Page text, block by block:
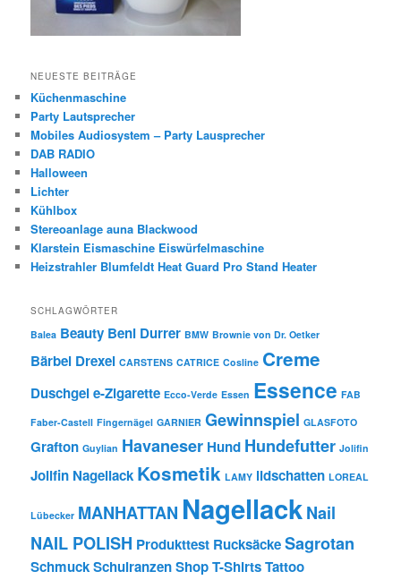
NEUESTE BEITRÄGE
Küchenmaschine
Party Lautsprecher
Mobiles Audiosystem – Party Lausprecher
DAB RADIO
Halloween
Lichter
Kühlbox
Stereoanlage auna Blackwood
Klarstein Eismaschine Eiswürfelmaschine
Heizstrahler Blumfeldt Heat Guard Pro Stand Heater
SCHLAGWÖRTER
Balea Beauty Beni Durrer BMW Brownie von Dr. Oetker
Bärbel Drexel CARSTENS CATRICE Cosline Creme
Duschgele-Zigarette Ecco-Verde Essen Essence FAB
Faber-Castell Fingernägel GARNIER Gewinnspiel GLASFOTO
Grafton Guylian Havaneser Hund Hundefutter Jolifin
Jolifin Nagellack Kosmetik LAMY lidschatten LOREAL
Lübecker MANHATTAN NagellackNail
NAIL POLISH Produkttest RucksäckeSagrotan
SchmuckSchulranzenShopT-ShirtsTattoo